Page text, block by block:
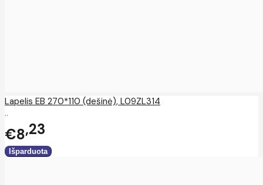
Lapelis EB 270*110 (dešinė), L09ZL314
..
€8 23